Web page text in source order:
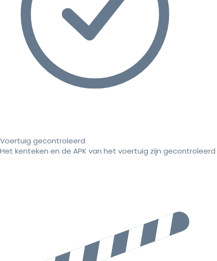
Voertuig gecontroleerd
Het kenteken en de APK van het voertuig zijn gecontroleerd